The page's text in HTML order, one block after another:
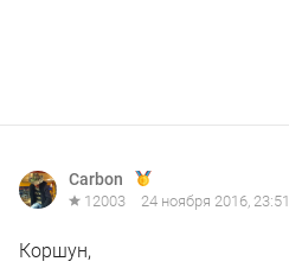
Carbon
12003 24 ноября 2016, 23:51
Коршун,